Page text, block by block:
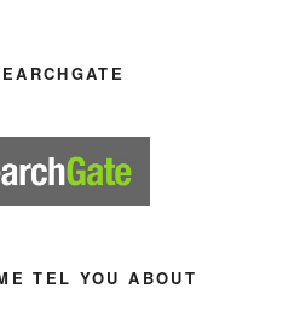
TEL YOU ABOUT